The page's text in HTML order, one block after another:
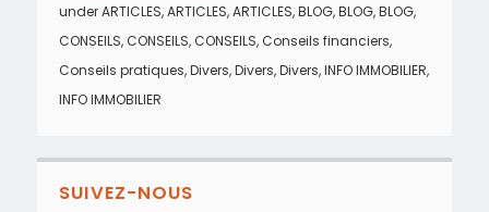
underARTICLES,ARTICLES,ARTICLES,BLOG,BLOG,BLOG,
CONSEILS,CONSEILS,CONSEILS,Conseils financiers,
Conseils pratiques,Divers,Divers,Divers,INFO IMMOBILIER,
INFO IMMOBILIER
SUIVEZ-NOUS